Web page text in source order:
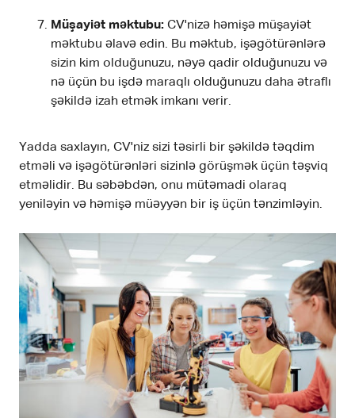
Müşayiət məktubu: CV'nizə həmişə müşayiət
məktubu əlavə edin. Bu məktub, işəgötürənlərə
sizin kim olduğunuzu, nəyə qadir olduğunuzu və
nə üçün bu işdə maraqlı olduğunuzu daha ətraflı
şəkildə izah etmək imkanı verir.
Yadda saxlayın, CV'niz sizi təsirli bir şəkildə təqdim
etməli və işəgötürənləri sizinlə görüşmək üçün təşviq
etməlidir. Bu səbəbdən, onu mütəmadi olaraq
yeniləyin və həmişə müəyyən bir iş üçün tənzimləyin.